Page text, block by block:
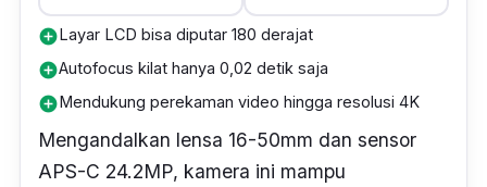
depannya sendiri juga sangat efektif saat
digunakan membuatvlog dan mengambil
add_circleLayar LCD bisa diputar 180 derajat
add_circleAutofocus kilat hanya 0,02 detik saja
add_circleMendukung perekaman video hingga resolusi 4K
Mengandalkan lensa 16-50mm dan sensor
APS-C 24.2MP, kamera ini mampu